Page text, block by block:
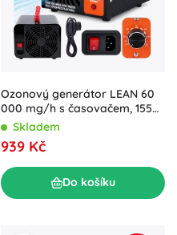
Ozonový generátor LEAN 60
000 mg/h s časovačem, 155
W Skladem
939 Kč
Do košíku